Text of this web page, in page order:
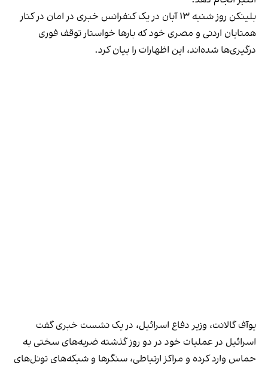
بلینکن روز شنبه ۱۳ آبان در یک کنفرانس خبری در امان در کنار
همتایان اردنی و مصری خود که بارها خواستار توقف فوری
درگیری‌ها شده‌اند، این اظهارات را بیان کرد.
یوآف گالانت، وزیر دفاع اسرائیل، در یک نشست خبری گفت
اسرائیل در عملیات خود در دو روز گذشته ضربه‌های سختی به
حماس وارد کرده و مراکز ارتباطی، سنگرها و شبکه‌های تونل‌های